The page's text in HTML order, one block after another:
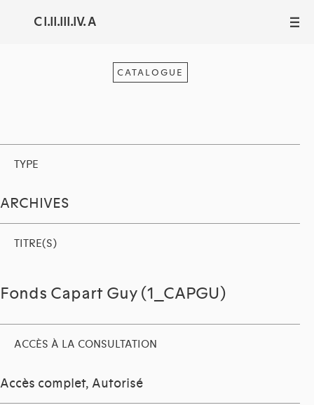
C I.II.III.IV. A III
CATALOGUE
TYPE
ARCHIVES
TITRE(S)
Fonds Capart Guy (1_CAPGU)
ACCÈS À LA CONSULTATION
Accès complet, Autorisé